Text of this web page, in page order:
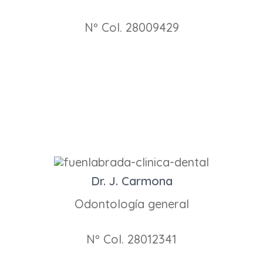
Nº Col. 28009429
Dr. J. Carmona
Odontología general
Nº Col. 28012341